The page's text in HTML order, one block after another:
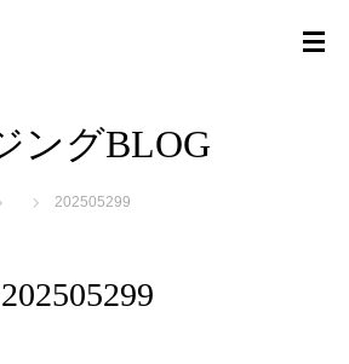
ングBLOG
202505299
202505299